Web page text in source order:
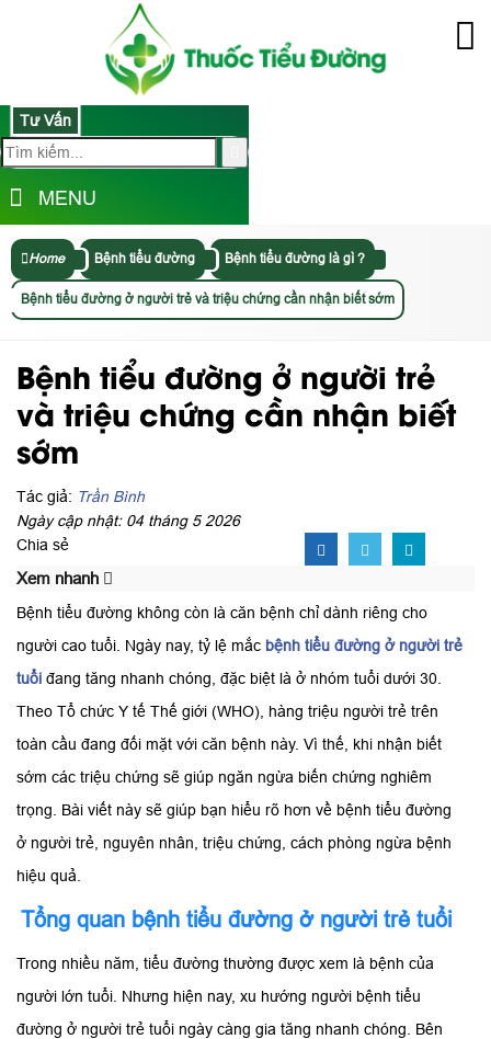
Tư Vấn
MENU
Home Bệnh tiểu đường Bệnh tiểu đường là gì ?
Bệnh tiểu đường ở người trẻ và triệu chứng cần nhận biết sớm
Bệnh tiểu đường ở người trẻ
và triệu chứng cần nhận biết
sớm
Tác giả: Trần Bình
Ngày cập nhật: 04 tháng 5 2026
Chia sẻ
Xem nhanh
Bệnh tiểu đường không còn là căn bệnh chỉ dành riêng cho
người cao tuổi. Ngày nay, tỷ lệ mắc bệnh tiểu đường ở người trẻ
tuổi đang tăng nhanh chóng, đặc biệt là ở nhóm tuổi dưới 30.
Theo Tổ chức Y tế Thế giới (WHO), hàng triệu người trẻ trên
toàn cầu đang đối mặt với căn bệnh này. Vì thế, khi nhận biết
sớm các triệu chứng sẽ giúp ngăn ngừa biến chứng nghiêm
trọng. Bài viết này sẽ giúp bạn hiểu rõ hơn về bệnh tiểu đường
ở người trẻ, nguyên nhân, triệu chứng, cách phòng ngừa bệnh
hiệu quả.
Tổng quan bệnh tiểu đường ở người trẻ tuổi
Trong nhiều năm, tiểu đường thường được xem là bệnh của
người lớn tuổi. Nhưng hiện nay, xu hướng người bệnh tiểu
đường ở người trẻ tuổi ngày càng gia tăng nhanh chóng. Bên